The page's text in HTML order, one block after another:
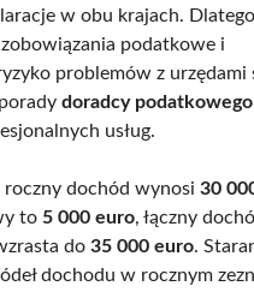
w obu krajach.
podatkowe i
problemów z urzędami
doradcy podatkowego
usług.
roczny dochód wynosi 30
to 5 000 euro, łączny
do 35 000 euro.
dochodu w rocznym